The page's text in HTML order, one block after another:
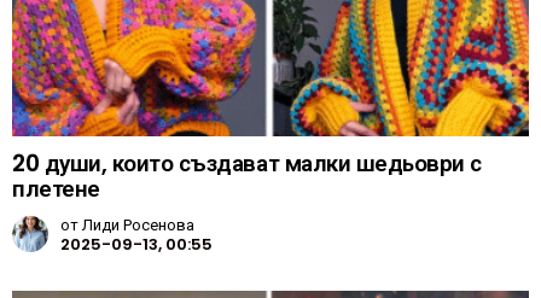
20 души, които създават малки шедьоври с
плетене
отЛиди Росенова
2025-09-13, 00:55